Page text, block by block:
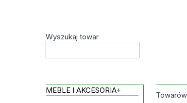
Wyszukaj towar
MEBLE I AKCESORIA+